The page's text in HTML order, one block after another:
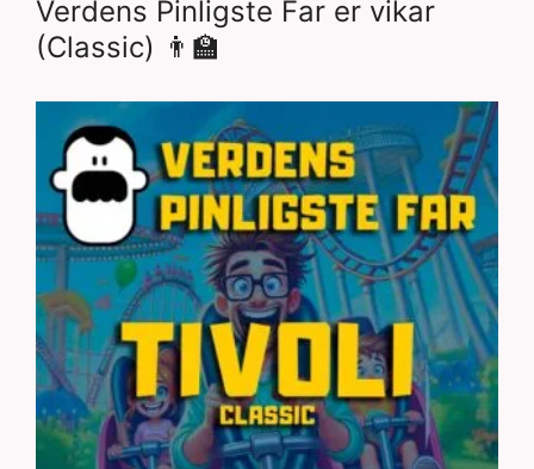
Verdens Pinligste Far er vikar
(Classic) 👨‍🏫